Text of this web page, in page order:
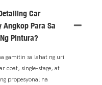
Car
Angkop Para Sa
Pintura?
gamitin sa lahat ng uri
coat, single-stage, at
propesyonal na